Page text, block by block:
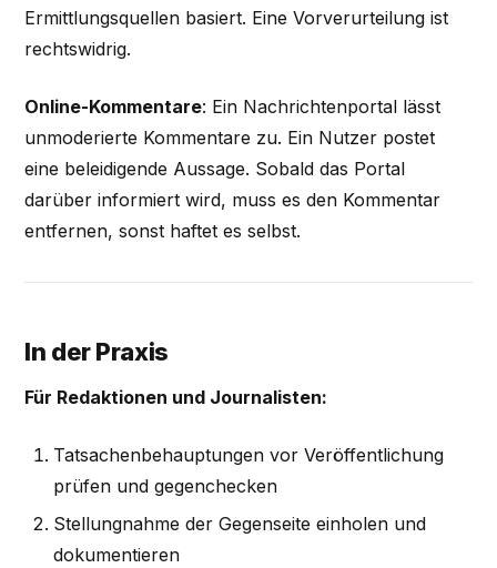
Ermittlungsquellen basiert. Eine Vorverurteilung ist
rechtswidrig.
Online-Kommentare: Ein Nachrichtenportal lässt
unmoderierte Kommentare zu. Ein Nutzer postet
eine beleidigende Aussage. Sobald das Portal
darüber informiert wird, muss es den Kommentar
entfernen, sonst haftet es selbst.
In der Praxis
Für Redaktionen und Journalisten:
Tatsachenbehauptungen vor Veröffentlichung
prüfen und gegenchecken
Stellungnahme der Gegenseite einholen und
dokumentieren